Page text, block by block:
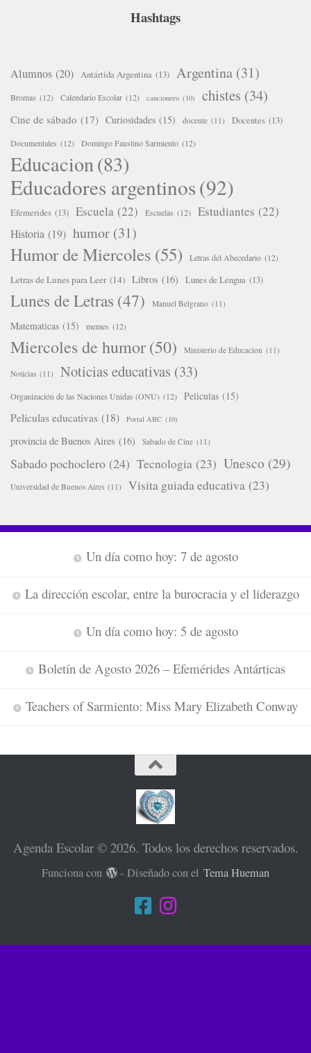
Hashtags
Alumnos (20) Antártida Argentina (13) Argentina (31)
Bromas (12) Calendario Escolar (12) cancionero (10) chistes (34)
Cine de sábado (17) Curiosidades (15) docente (11) Docentes (13)
Documentales (12) Domingo Faustino Sarmiento (12)
Educacion(83)
Educadores argentinos(92)
Efemerides (13) Escuela (22) Escuelas (12) Estudiantes (22)
Historia (19) humor (31)
Humor de Miercoles (55) Letras del Abecedario (12)
Letras de Lunes para Leer (14) Libros (16) Lunes de Lengua (13)
Lunes de Letras (47) Manuel Belgrano (11)
Matematicas (15) memes (12)
Miercoles de humor(50) Ministerio de Educacion (11)
Noticias (11) Noticias educativas (33)
Organización de las Naciones Unidas (ONU) (12) Peliculas (15)
Peliculas educativas (18) Portal ABC (10)
provincia de Buenos Aires (16) Sabado de Cine (11)
Sabado pochoclero (24) Tecnologia (23) Unesco (29)
Universidad de Buenos Aires (11) Visita guiada educativa (23)
Un día como hoy: 7 de agosto
La dirección escolar, entre la burocracia y el liderazgo
Un día como hoy: 5 de agosto
Boletín de Agosto 2026 – Efemérides Antárticas
Teachers of Sarmiento: Miss Mary Elizabeth Conway
Agenda Escolar © 2026. Todos los derechos reservados.
Funciona con - Diseñado con elTema Hueman